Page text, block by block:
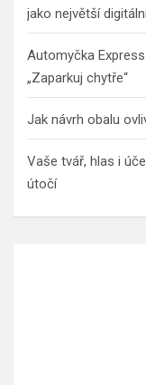
jako největší
Automyčka
„Zaparkuj chytře“
Jak návrh obalu
Vaše tvář, hlas i
útočí